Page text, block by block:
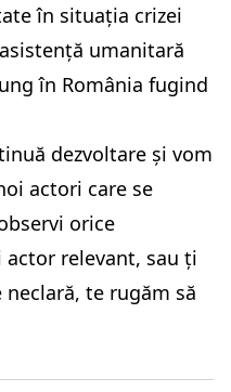
în situația crizei
umanitară
în România fugind
dezvoltare și vom
actori care se
orice
relevant, sau ți
te rugăm să